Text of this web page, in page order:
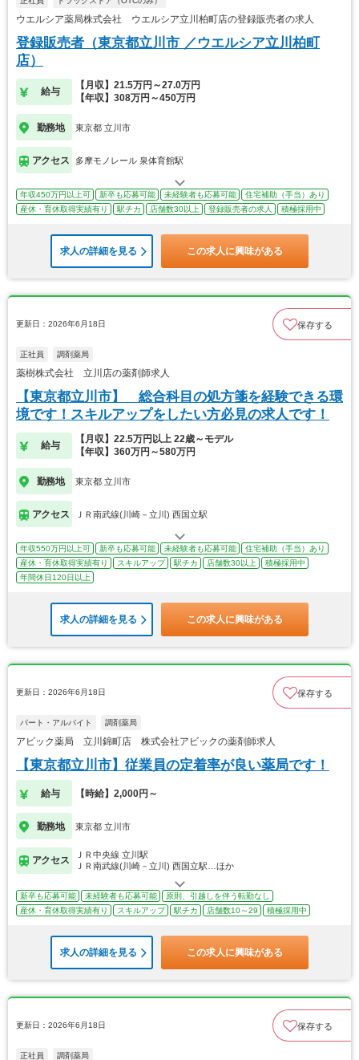
ウエルシア薬局株式会社 ウエルシア立川柏町店の登録販売者の求人
登録販売者（東京都立川市 ／ウエルシア立川柏町
店）
給与
【月収】21.5万円～27.0万円
【年収】308万円～450万円
勤務地 東京都 立川市
アクセス 多摩モノレール 泉体育館駅
年収450万円以上可 新卒も応募可能 未経験者も応募可能
住宅補助（手当）あり
産休・育休取得実績有り
駅チカ 店舗数30以上 登録販売者の求人 積極採用中
求人の詳細を見る この求人に興味がある
更新日：2026年6月18日 保存する
正社員 調剤薬局
薬樹株式会社 立川店の薬剤師求人
【東京都立川市】 総合科目の処方箋を経験できる環
境です！スキルアップをしたい方必見の求人です！
給与
【月収】22.5万円以上 22歳～モデル
【年収】360万円～580万円
勤務地 東京都 立川市
アクセス ＪＲ南武線(川崎－立川) 西国立駅
年収550万円以上可 新卒も応募可能 未経験者も応募可能
住宅補助（手当）あり
産休・育休取得実績有り
スキルアップ 駅チカ 店舗数30以上
積極採用中
年間休日120日以上
求人の詳細を見る この求人に興味がある
更新日：2026年6月18日 保存する
パート・アルバイト 調剤薬局
アビック薬局 立川錦町店 株式会社アビックの薬剤師求人
【東京都立川市】従業員の定着率が良い薬局です！
給与 【時給】2,000円～
勤務地 東京都 立川市
アクセス
ＪＲ中央線 立川駅
ＪＲ南武線(川崎－立川) 西国立駅…ほか
新卒も応募可能 未経験者も応募可能
原則、引越しを伴う転勤なし
産休・育休取得実績有り
スキルアップ 駅チカ 店舗数10～29 積極採用中
求人の詳細を見る この求人に興味がある
更新日：2026年6月18日 保存する
正社員 調剤薬局